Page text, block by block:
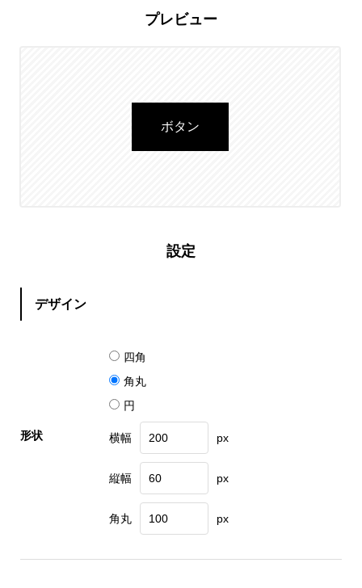
プレビュー
ボタン
設定
デザイン
形状
四角
角丸
円
横幅 px
縦幅 px
角丸 px